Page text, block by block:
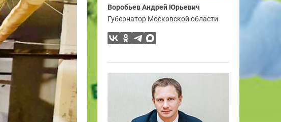
Воробьев Андрей Юрьевич
Губернатор Московской области